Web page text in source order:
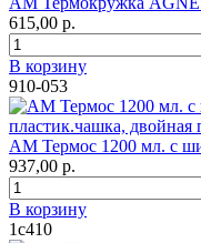
615,00 р.
В корзину
910-053
АМ Термос 1200 мл. с
937,00 р.
В корзину
1с410